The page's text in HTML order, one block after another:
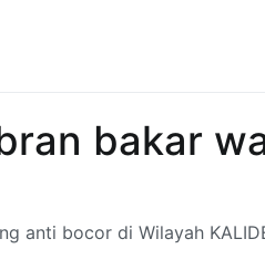
bakar
anti bocor di Wilayah